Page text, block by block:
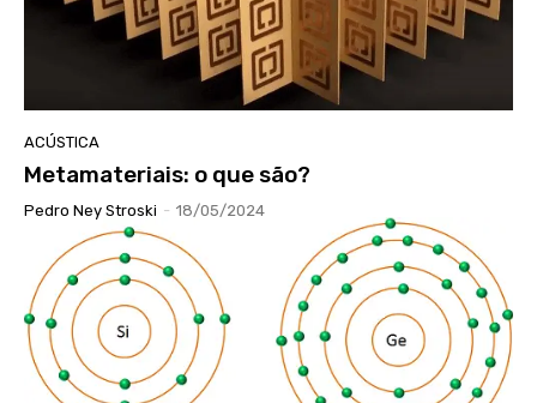
ACÚSTICA
Metamateriais: o que são?
Pedro Ney Stroski - 18/05/2024